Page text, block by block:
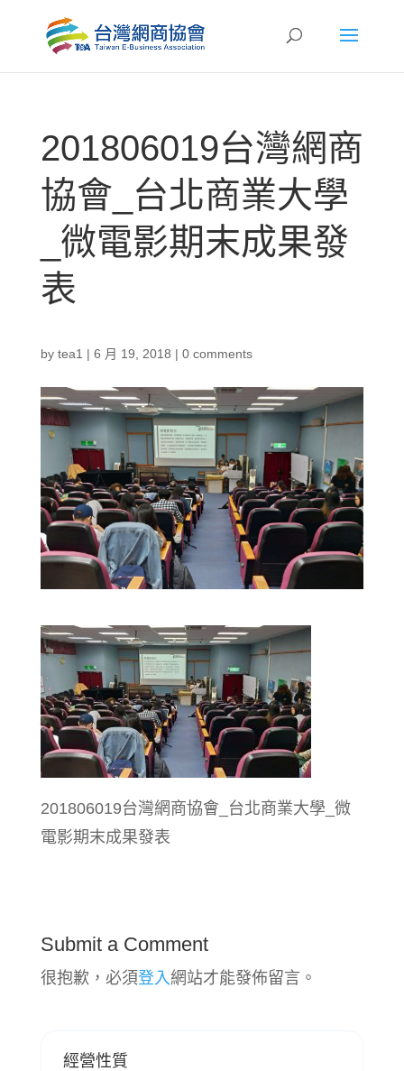
201806019台灣網商
協會_台北商業大學
_微電影期末成果發
表
by tea1 | 6 月 19, 2018 | 0 comments
201806019台灣網商協會_台北商業大學_微
電影期末成果發表
Submit a Comment
很抱歉，必須登入 網站才能發佈留言。
經營性質